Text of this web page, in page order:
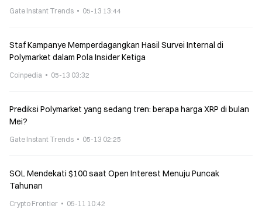
Gate Instant Trends 05-13 13:44
Staf Kampanye Memperdagangkan Hasil Survei Internal di
Polymarket dalam Pola Insider Ketiga
Coinpedia 05-13 03:32
Prediksi Polymarket yang sedang tren: berapa harga XRP di bulan
Mei?
Gate Instant Trends 05-13 02:25
SOL Mendekati $100 saat Open Interest Menuju Puncak
Tahunan
Crypto Frontier 05-11 10:42